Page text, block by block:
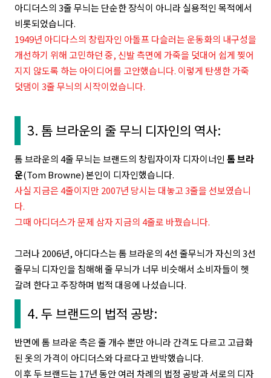
아디더스의 3줄 무늬는 단순한 장식이 아니라 실용적인 목적에서
비롯되었습니다.
1949년 아디다스의 창립자인 아돌프 다슬러는 운동화의 내구성을
개선하기 위해 고민하던 중, 신발 측면에 가죽을 덧대어 쉽게 찢어
지지 않도록 하는 아이디어를 고안했습니다. 이렇게 탄생한 가죽
덧댐이 3줄 무늬의 시작이었습니다.
3. 톰 브라운의 줄 무늬 디자인의 역사:
톰 브라운의 4줄 무늬는 브랜드의 창립자이자 디자이너인 톰 브라
운(Tom Browne) 본인이 디자인했습니다.
사실 지금은 4줄이지만 2007년 당시는 대놓고 3줄을 선보였습니
다.
그때 아디더스가 문제 삼자 지금의 4줄로 바꿨습니다.
그러나 2006년, 아디다스는 톰 브라운의 4선 줄무늬가 자신의 3선
줄무늬 디자인을 침해해 줄 무늬가 너무 비슷해서 소비자들이 헷
갈려 한다고 주장하며 법적 대응에 나섰습니다.
4. 두 브랜드의 법적 공방:
반면에 톰 브라운 측은 줄 개수 뿐만 아니라 간격도 다르고 고급화
된 옷의 가격이 아디더스와 다르다고 반박했습니다.
이후 두 브랜드는 17년 동안 여러 차례의 법정 공방과서로의 디자